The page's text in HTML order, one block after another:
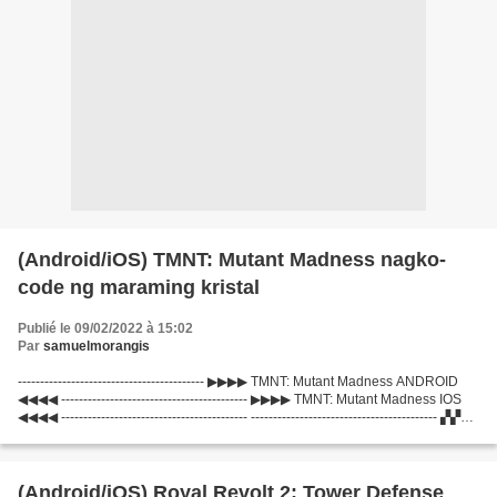
(Android/iOS) TMNT: Mutant Madness nagko-
code ng maraming kristal
Publié le 09/02/2022 à 15:02
Par samuelmorangis
------------------------------------------ ▶▶▶▶ TMNT: Mutant Madness ANDROID
◀◀◀◀ ------------------------------------------ ▶▶▶▶ TMNT: Mutant Madness IOS
◀◀◀◀ ------------------------------------------ ------------------------------------------ ▞▞▞
(Android/iOS) Royal Revolt 2: Tower Defense